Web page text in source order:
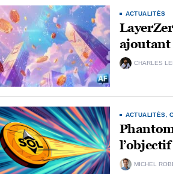
ACTUALITÉS
ajoutant
CHARLES
ACTUALITÉS ,
l’objectif
MICHEL